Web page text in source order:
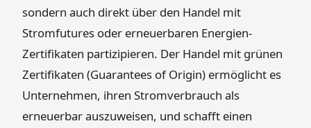
sondern auch direkt über den Handel mit
Stromfutures oder erneuerbaren Energien-
Zertifikaten partizipieren. Der Handel mit grünen
Zertifikaten (Guarantees of Origin) ermöglicht es
Unternehmen, ihren Stromverbrauch als
erneuerbar auszuweisen, und schafft einen